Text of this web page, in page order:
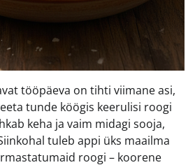
tööpäeva on tihti viimane asi,
tunde köögis keerulisi roogi
keha ja vaim midagi sooja,
tuleb appi üks maailma
roogi – koorene